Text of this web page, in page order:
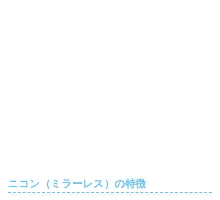
ニコン（ミラーレス）の特徴